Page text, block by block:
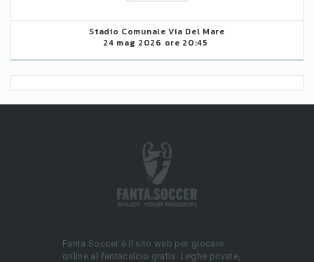
Stadio Comunale Via Del Mare
24 mag 2026 ore 20:45
Fanta.Soccer è il sito web per giocare
online al fantacalcio gratis. Leghe private,